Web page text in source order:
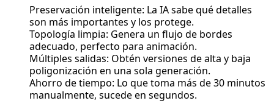
Preservación inteligente: La IA sabe qué detalles
son más importantes y los protege.
Topología limpia: Genera un flujo de bordes
adecuado, perfecto para animación.
Múltiples salidas: Obtén versiones de alta y baja
poligonización en una sola generación.
Ahorro de tiempo: Lo que toma más de 30 minutos
manualmente, sucede en segundos.